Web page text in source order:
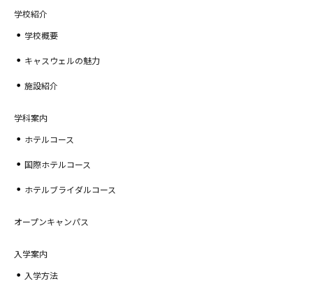
学校紹介
学校概要
キャスウェルの魅力
施設紹介
学科案内
ホテルコース
国際ホテルコース
ホテルブライダルコース
オープンキャンパス
入学案内
入学方法